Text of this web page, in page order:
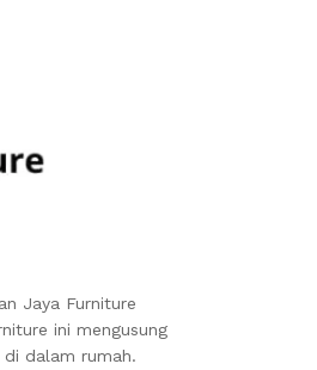
Jaya Furniture
ini mengusung
dalam rumah.